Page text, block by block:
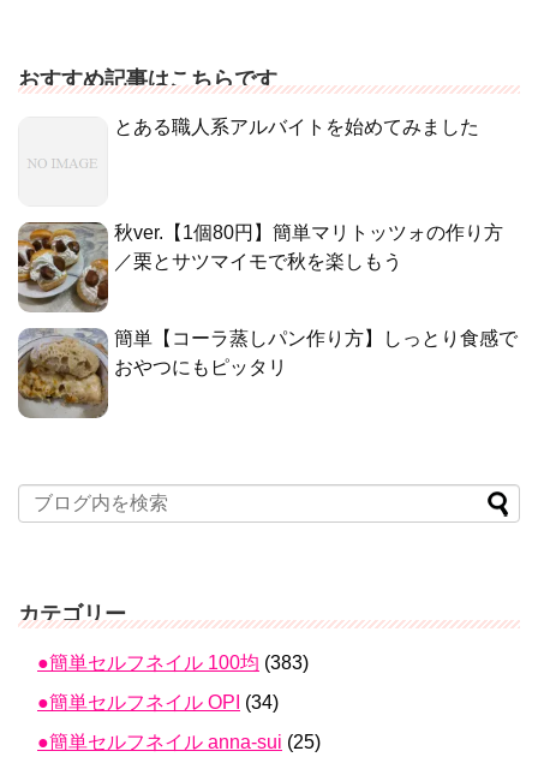
おすすめ記事はこちらです
とある職人系アルバイトを始めてみました
秋ver.【1個80円】簡単マリトッツォの作り方
／栗とサツマイモで秋を楽しもう
簡単【コーラ蒸しパン作り方】しっとり食感で
おやつにもピッタリ
カテゴリー
●簡単セルフネイル 100均 (383)
●簡単セルフネイル OPI (34)
●簡単セルフネイル anna-sui (25)